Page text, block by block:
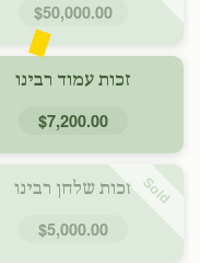
$50,000.00
זכות עמוד רבינו
$7,200.00
Sold זכות שלחן רבינו
$5,000.00